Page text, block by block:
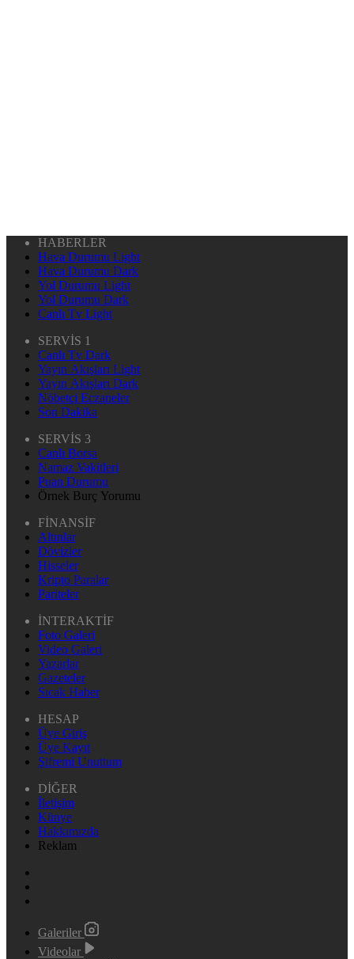
HABERLER
Hava Durumu Light
Hava Durumu Dark
Yol Durumu Light
Yol Durumu Dark
Canlı Tv Light
SERVİS 1
Canlı Tv Dark
Yayın Akışları Light
Yayın Akışları Dark
Nöbetçi Eczaneler
Son Dakika
SERVİS 3
Canlı Borsa
Namaz Vakitleri
Puan Durumu
Örnek Burç Yorumu
FİNANSİF
Altınlar
Dövizler
Hisseler
Kripto Paralar
Pariteler
İNTERAKTİF
Foto Galeri
Video Galeri
Yazarlar
Gazeteler
Sıcak Haber
HESAP
Üye Giriş
Üye Kayıt
Şifremi Unuttum
DİĞER
İletişim
Künye
Hakkımızda
Reklam
Galeriler
Videolar